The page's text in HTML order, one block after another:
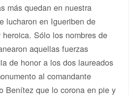
más quedan en nuestra
lucharon en Igueriben de
Sólo los nombres de
aquellas fuerzas
de honor a los dos laureados
al comandante
Benítez que lo corona en pie y